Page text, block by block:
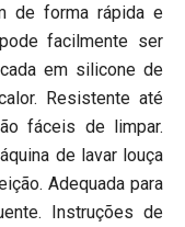
de forma rápida e
facilmente ser
em silicone de
Resistente até
fáceis de limpar.
de lavar louça
Adequada para
Instruções de